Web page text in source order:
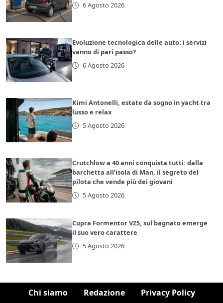
6 Agosto 2026
Evoluzione tecnologica delle auto: i servizi
vanno di pari passo?
6 Agosto 2026
Kimi Antonelli, estate da sogno in yacht tra
lusso e relax
5 Agosto 2026
Crutchlow a 40 anni conquista tutti: dalla
barchetta all’isola di Man, il segreto del
pilota che vende più dei giovani
5 Agosto 2026
Cupra Formentor VZ5, sul bagnato emerge
il suo vero carattere
5 Agosto 2026
Chi siamo Redazione Privacy Policy